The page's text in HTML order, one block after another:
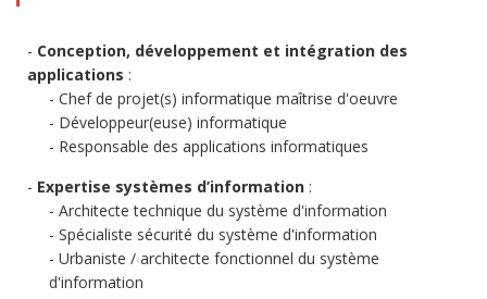
Conception, développement et intégration des
applications :
Chef de projet(s) informatique maîtrise d'oeuvre
Développeur(euse) informatique
Responsable des applications informatiques
Expertise systèmes d’information :
Architecte technique du système d'information
Spécialiste sécurité du système d'information
Urbaniste / architecte fonctionnel du système
d'information